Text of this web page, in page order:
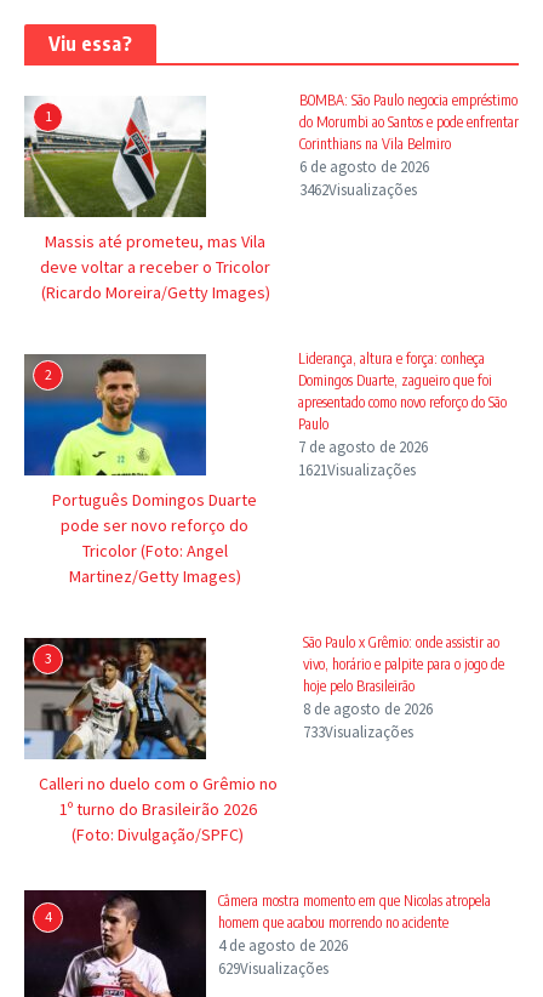
Viu essa?
1
Massis até prometeu, mas Vila
deve voltar a receber o Tricolor
(Ricardo Moreira/Getty Images)
BOMBA: São Paulo negocia empréstimo
do Morumbi ao Santos e pode enfrentar
Corinthians na Vila Belmiro
6 de agosto de 2026
3462Visualizações
2
Português Domingos Duarte
pode ser novo reforço do
Tricolor (Foto: Angel
Martinez/Getty Images)
Liderança, altura e força: conheça
Domingos Duarte, zagueiro que foi
apresentado como novo reforço do São
Paulo
7 de agosto de 2026
1621Visualizações
3
Calleri no duelo com o Grêmio no
1º turno do Brasileirão 2026
(Foto: Divulgação/SPFC)
São Paulo x Grêmio: onde assistir ao
vivo, horário e palpite para o jogo de
hoje pelo Brasileirão
8 de agosto de 2026
733Visualizações
4
Câmera mostra momento em que Nicolas atropela
homem que acabou morrendo no acidente
4 de agosto de 2026
629Visualizações